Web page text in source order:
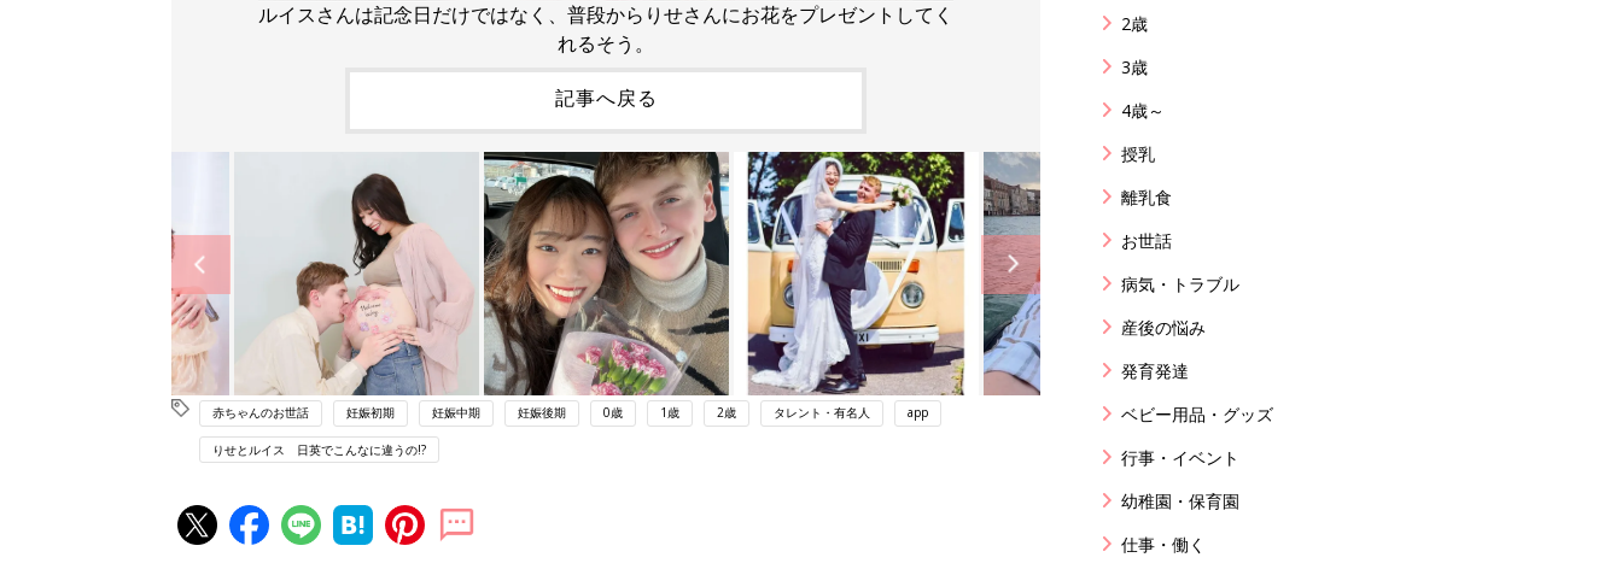
ルイスさんは記念日だけではなく、普段からりせさんにお花をプレゼントしてく
れるそう。
記事へ戻る
赤ちゃんのお世話 妊娠初期 妊娠中期 妊娠後期 0歳 1歳 2歳 タレント・有名人 app
りせとルイス 日英でこんなに違うの!?
2歳
3歳
4歳～
授乳
離乳食
お世話
病気・トラブル
産後の悩み
発育発達
ベビー用品・グッズ
行事・イベント
幼稚園・保育園
仕事・働く